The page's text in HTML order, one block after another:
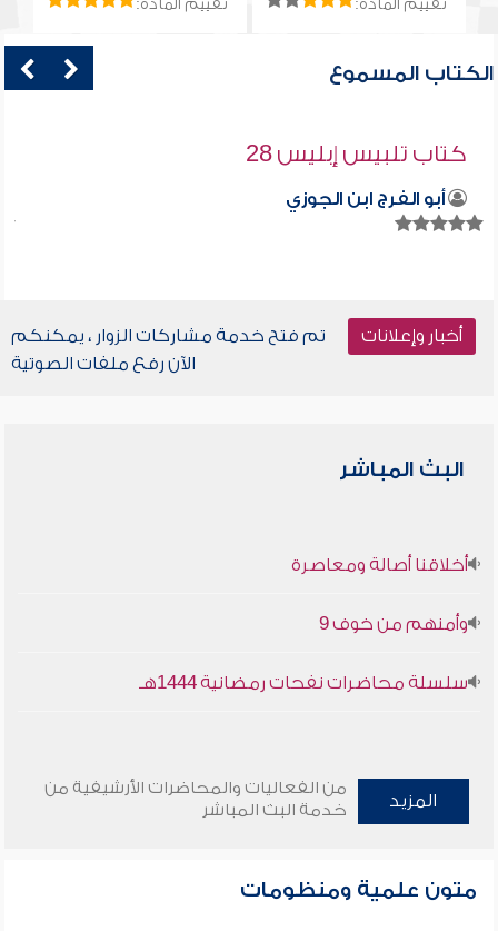
تقييم المادة: تقييم المادة:
الكتاب المسموع
كتاب تلبيس إبليس 28
أبو الفرج ابن الجوزي
أخبار وإعلانات
تم فتح خدمة مشاركات الزوار ، يمكنكم
الآن رفع ملفات الصوتية
البث المباشر
أخلاقنا أصالة ومعاصرة
وأمنهم من خوف 9
سلسلة محاضرات نفحات رمضانية 1444هـ
المزيد
من الفعاليات والمحاضرات الأرشيفية من
خدمة البث المباشر
متون علمية ومنظومات